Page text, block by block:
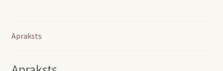
Apraksts